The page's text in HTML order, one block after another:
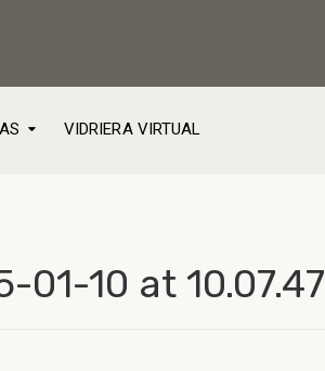
VIDRIERA VIRTUAL
10 at 10.07.47